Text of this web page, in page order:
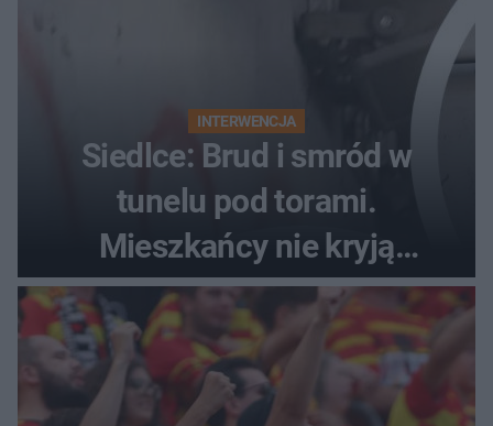
INTERWENCJA
Siedlce: Brud i smród w
tunelu pod torami.
Mieszkańcy nie kryją
oburzenia!